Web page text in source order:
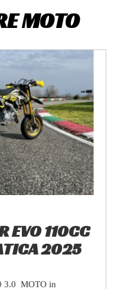
MOTO
EVO 110CC
2025
3.0 MOTO in
((modalDeleteText))
Annulla